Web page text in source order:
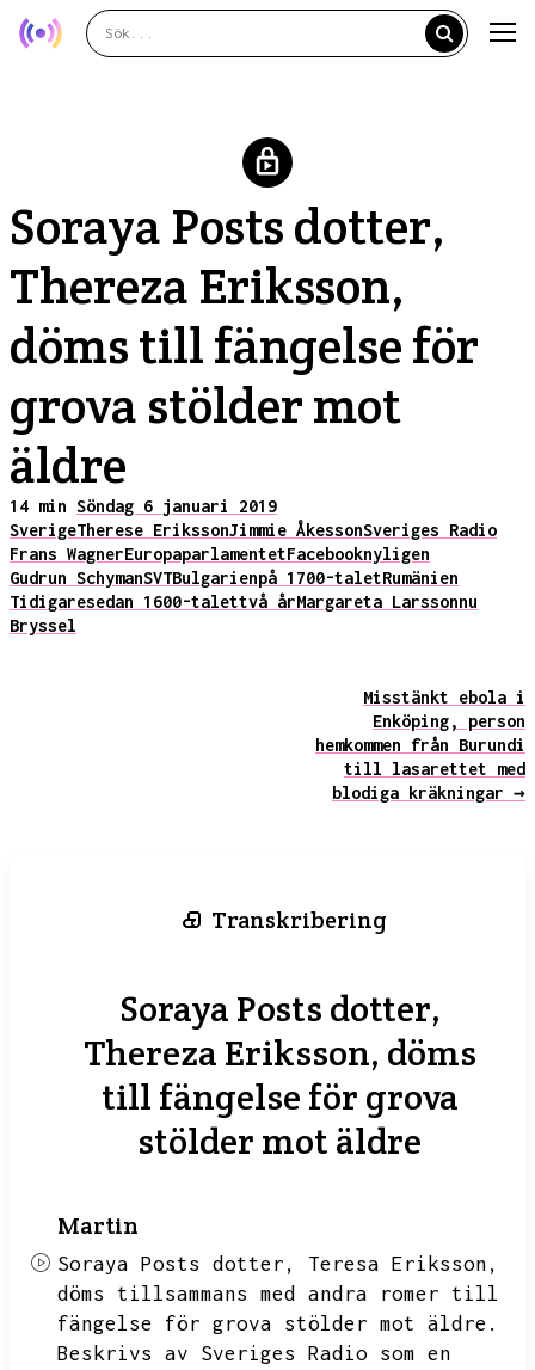
Soraya Posts dotter,
Thereza Eriksson,
döms till fängelse för
grova stölder mot
äldre
14 min Söndag 6 januari 2019
SverigeTherese ErikssonJimmie ÅkessonSveriges Radio
Frans WagnerEuropaparlamentetFacebooknyligen
Gudrun SchymanSVTBulgarienpå 1700-taletRumänien
Tidigaresedan 1600-talettvå årMargareta Larssonnu
Bryssel
Misstänkt ebola i
Enköping, person
hemkommen från Burundi
till lasarettet med
blodiga kräkningar →
Transkribering
Soraya Posts dotter,
Thereza Eriksson, döms
till fängelse för grova
stölder mot äldre
Martin
Soraya Posts dotter,
Teresa Eriksson,
döms tillsammans med andra romer till
fängelse för grova stölder mot äldre.
Beskrivs av Sveriges Radio som en